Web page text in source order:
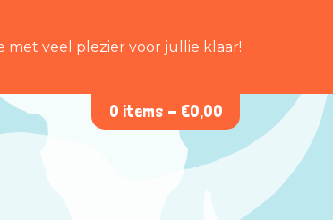
met veel plezier voor jullie klaar!
0 items - €0,00